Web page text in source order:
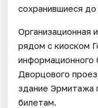
сохранившиеся
Организационная
рядом с киоском
Дворцового
здание Эрмитажа
билетам.